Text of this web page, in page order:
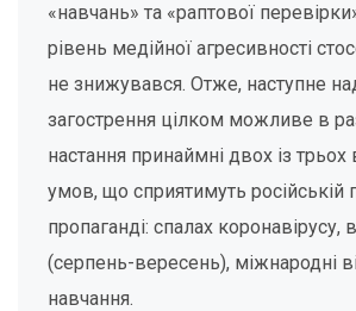
«навчань» та «раптової
рівень медійної агресивності
не знижувався. Отже, наступне
загострення цілком можливе в
настання принаймні двох із трьох
умов, що сприятимуть російській
пропаганді: спалах коронавірусу,
(серпень-вересень), міжнародні
навчання.